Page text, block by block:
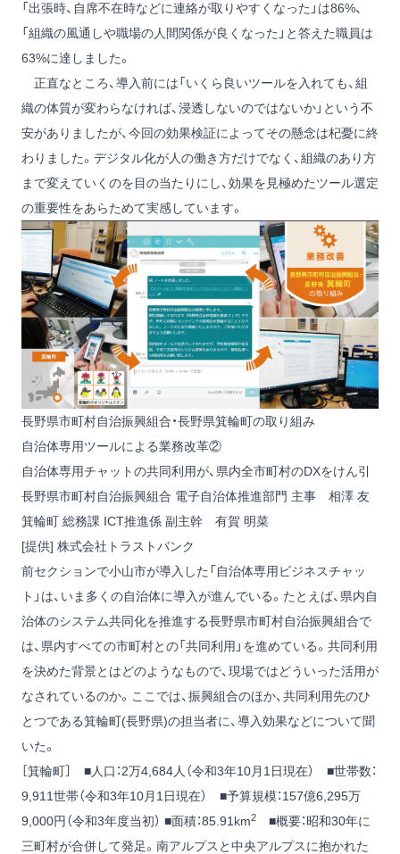
「出張時、自席不在時などに連絡が取りやすくなった」は86%、
「組織の風通しや職場の人間関係が良くなった」と答えた職員は
63%に達しました。
正直なところ、導入前には「いくら良いツールを入れても、組
織の体質が変わらなければ、浸透しないのではないか」という不
安がありましたが、今回の効果検証によってその懸念は杞憂に終
わりました。デジタル化が人の働き方だけでなく、組織のあり方
まで変えていくのを目の当たりにし、効果を見極めたツール選定
の重要性をあらためて実感しています。
長野県市町村自治振興組合・長野県箕輪町の取り組み
自治体専用ツールによる業務改革②
自治体専用チャットの共同利用が、県内全市町村のDXをけん引
長野県市町村自治振興組合 電子自治体推進部門 主事 相澤 友
箕輪町 総務課 ICT推進係 副主幹 有賀 明菜
[提供] 株式会社トラストバンク
前セクションで小山市が導入した「自治体専用ビジネスチャッ
ト」は、いま多くの自治体に導入が進んでいる。たとえば、県内自
治体のシステム共同化を推進する長野県市町村自治振興組合で
は、県内すべての市町村との「共同利用」を進めている。共同利用
を決めた背景とはどのようなもので、現場ではどういった活用が
なされているのか。ここでは、振興組合のほか、共同利用先のひ
とつである箕輪町(長野県)の担当者に、導入効果などについて聞
いた。
［箕輪町］ ■人口：2万4,684人（令和3年10月1日現在） ■世帯数：
9,911世帯（令和3年10月1日現在） ■予算規模：157億6,295万
9,000円（令和3年度当初） ■面積：85.91km2
■概要：昭和30年に
三町村が合併して発足。南アルプスと中央アルプスに抱かれた